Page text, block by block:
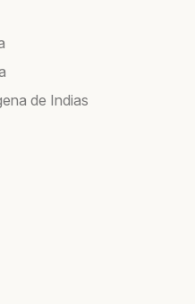
de Indias